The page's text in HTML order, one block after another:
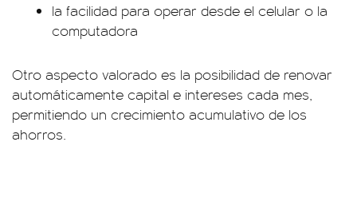
la facilidad para operar desde el celular o la
computadora
Otro aspecto valorado es la posibilidad de renovar
automáticamente capital e intereses cada mes,
permitiendo un crecimiento acumulativo de los
ahorros.